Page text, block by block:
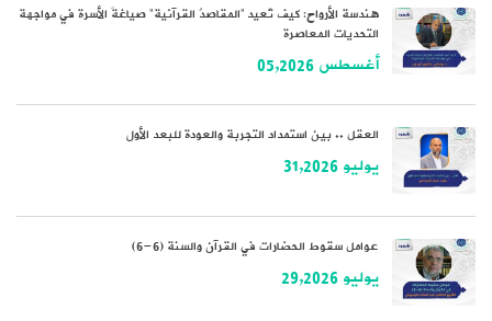
هندسة الأرواح: كيف تُعيد “المقاصدُ القرآنية” صياغةَ الأسرة في مواجهة
التحديات المعاصرة
أغسطس 05,2026
العقل .. بين استمداد التجربة والعودة للبعد الأول
يوليو 31,2026
عوامل سقوط الحضارات في القرآن والسنة (6-6)
يوليو 29,2026